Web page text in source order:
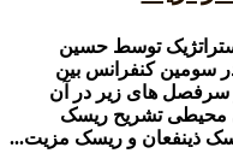
توسط حسین
در تاریخ هفدهم آبان ماه ۱۳۹۶ در سومین کنفرانس بین
سرفصل های زیر در آن
محیطی تشریح ریسک
ذینفعان و ریسک مزیت...